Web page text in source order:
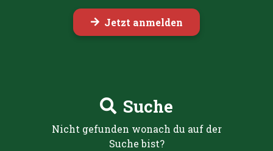
Jetzt anmelden
Suche
Nicht gefunden wonach du auf der
Suche bist?